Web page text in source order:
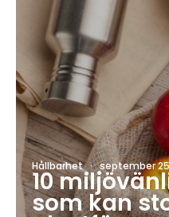
Hållbarhet · september
10
som kan